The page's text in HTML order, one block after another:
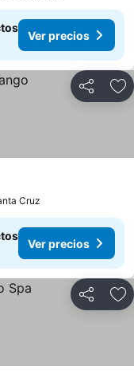
Ver precios
Compartir
Cruz
Ver precios
Compartir